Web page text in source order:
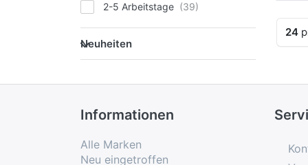
2-5 Arbeitstage
Neuheiten
Neuheiten
24
Informationen
Alle Marken
Neu eingetroffen